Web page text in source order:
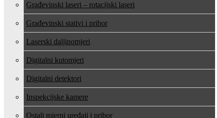
Građevinski laseri – rotacijski laseri
Građevinski stativi i pribor
Laserski daljinomjeri
Digitalni kutomjeri
Digitalni detektori
Inspekcijske kamere
Ostali mjerni uređaji i pribor